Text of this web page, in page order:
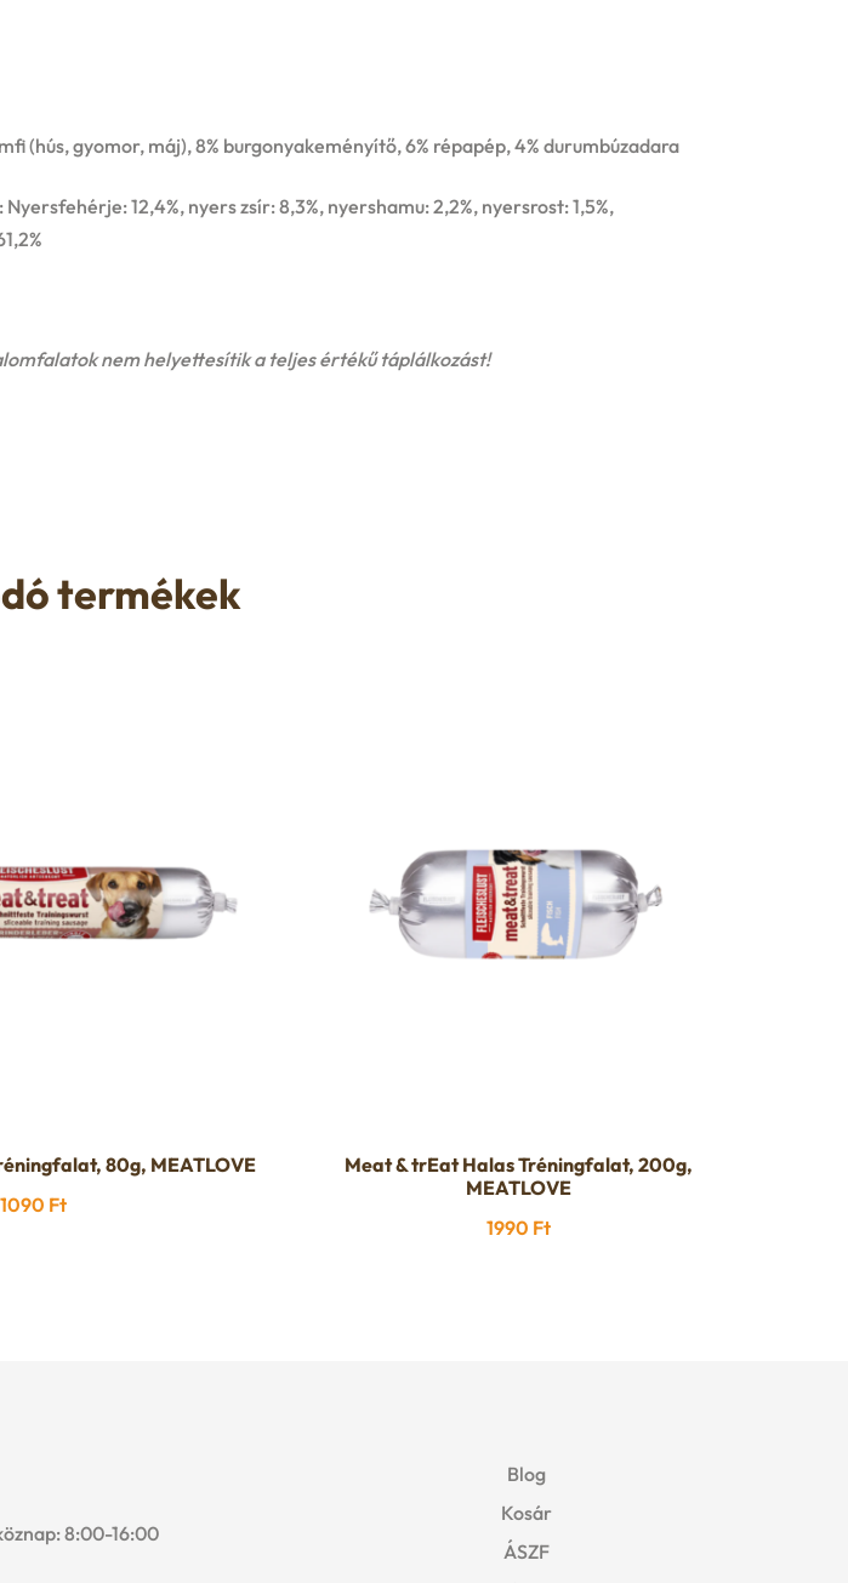
(hús, gyomor, máj), 8% burgonyakeményítő, 6% répapép, 4% durumbúzadara
12,4%, nyers zsír: 8,3%, nyershamu: 2,2%, nyersrost: 1,5%,
nem helyettesítik a teljes értékű táplálkozást!
termékek
80g, MEATLOVE
1090 Ft
Meat & trEat Halas Tréningfalat, 200g,
MEATLOVE
1990 Ft
8:00-16:00
Blog
Kosár
ÁSZF